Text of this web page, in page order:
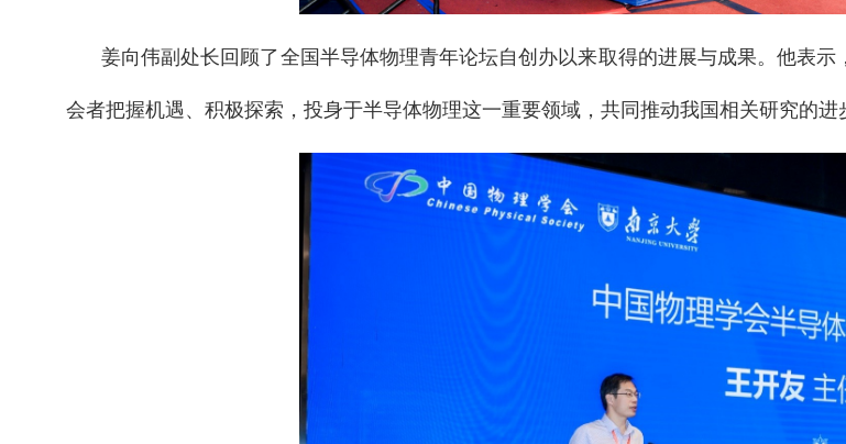
姜向伟副处长回顾了全国半导体物理青年论坛自创办以来取得的进展与成果。他表
会者把握机遇、积极探索，投身于半导体物理这一重要领域，共同推动我国相关研究的进